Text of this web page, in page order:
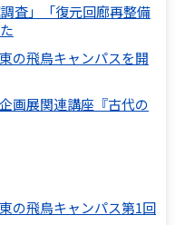
査」「復元回廊再整備
の飛鳥キャンパスを開
画展関連講座『古代の
の飛鳥キャンパス第1回